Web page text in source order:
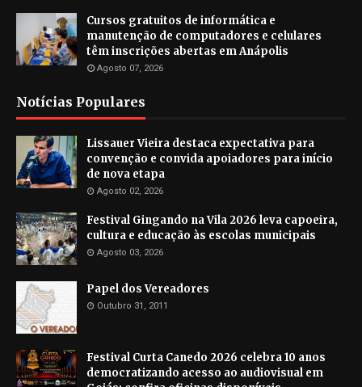
Cursos gratuitos de informática e
manutenção de computadores e celulares
têm inscrições abertas em Anápolis
Agosto 07, 2026
Notícias Populares
Lissauer Vieira destaca expectativa para
convenção e convida apoiadores para início
de nova etapa
Agosto 02, 2026
Festival Gingando na Vila 2026 leva capoeira,
cultura e educação às escolas municipais
Agosto 03, 2026
Papel dos Vereadores
Outubro 31, 2011
Festival Curta Canedo 2026 celebra 10 anos
democratizando acesso ao audiovisual em